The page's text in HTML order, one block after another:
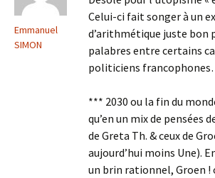
Emmanuel
SIMON
Celui-ci fait songer à un
d’arithmétique juste bon
palabres entre certains
politiciens
*** 2030 ou la fin du
qu’en un mix de pensées
de Greta Th. & ceux de
aujourd’hui moins Une).
un brin rationnel, Groen